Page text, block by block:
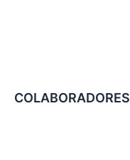
COLABORADORES